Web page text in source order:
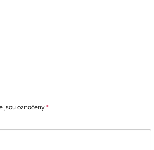
jsou označeny*